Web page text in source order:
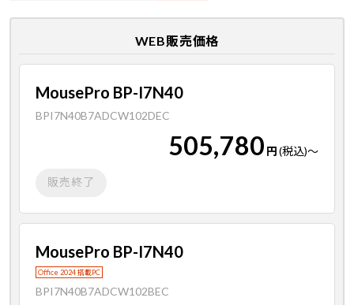
WEB販売価格
MousePro BP-I7N40
BPI7N40B7ADCW102DEC
505,780 円(税込)～
販売終了
MousePro BP-I7N40
Office 2024 搭載PC
BPI7N40B7ADCW102BEC